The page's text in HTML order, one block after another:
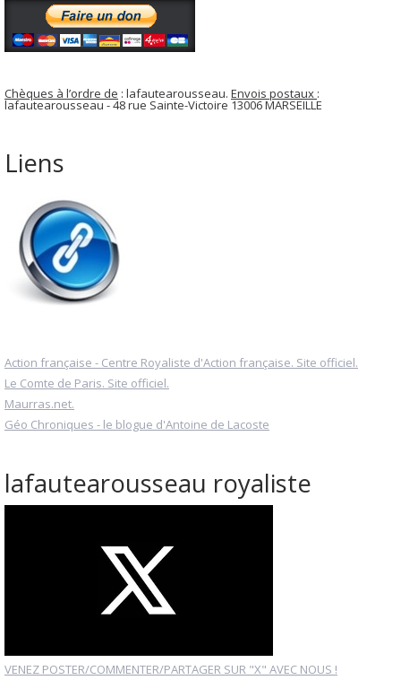
Chèques à l’ordre de : lafautearousseau. Envois postaux :
lafautearousseau - 48 rue Sainte-Victoire 13006 MARSEILLE
Liens
Action française - Centre Royaliste d'Action française. Site officiel.
Le Comte de Paris. Site officiel.
Maurras.net.
Géo Chroniques - le blogue d'Antoine de Lacoste
lafautearousseau royaliste
VENEZ POSTER/COMMENTER/PARTAGER SUR "X" AVEC NOUS !